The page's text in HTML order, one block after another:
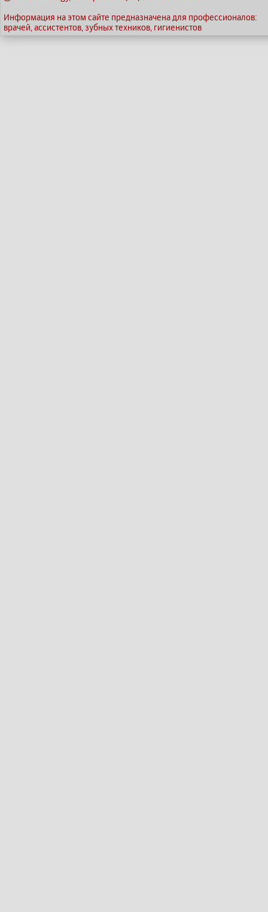
Информация на этом сайте предназначена для профессионалов:
врачей, ассистентов, зубных техников, гигиенистов